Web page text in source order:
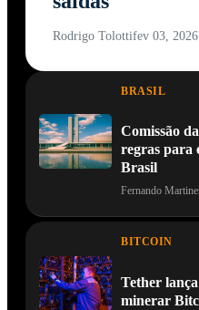
Rodrigo Tolottifev 03, 2026
BRASIL
Comissão
regras para
Brasil
Fernando
BITCOIN
Tether
minerar